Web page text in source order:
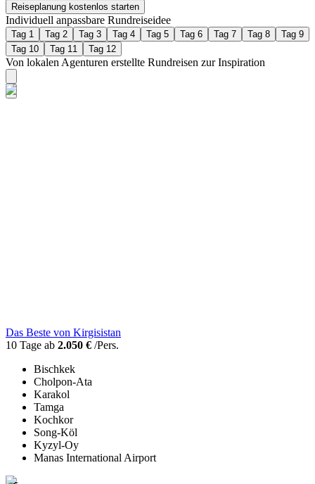
Reiseplanung kostenlos starten
Individuell anpassbare Rundreiseidee
Tag 1 Tag 2 Tag 3 Tag 4 Tag 5 Tag 6 Tag 7 Tag 8
Tag 9
Tag 10
Tag 11 Tag 12
Von lokalen Agenturen erstellte Rundreisen zur Inspiration
Das Beste von Kirgisistan
10 Tage ab 2.050 € /Pers.
Bischkek
Cholpon-Ata
Karakol
Tamga
Kochkor
Song-Köl
Kyzyl-Oy
Manas International Airport